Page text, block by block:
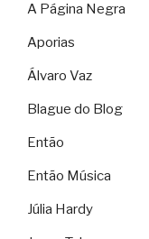
A Página Negra
Aporias
Álvaro Vaz
Blague do Blog
Então
Então Música
Júlia Hardy